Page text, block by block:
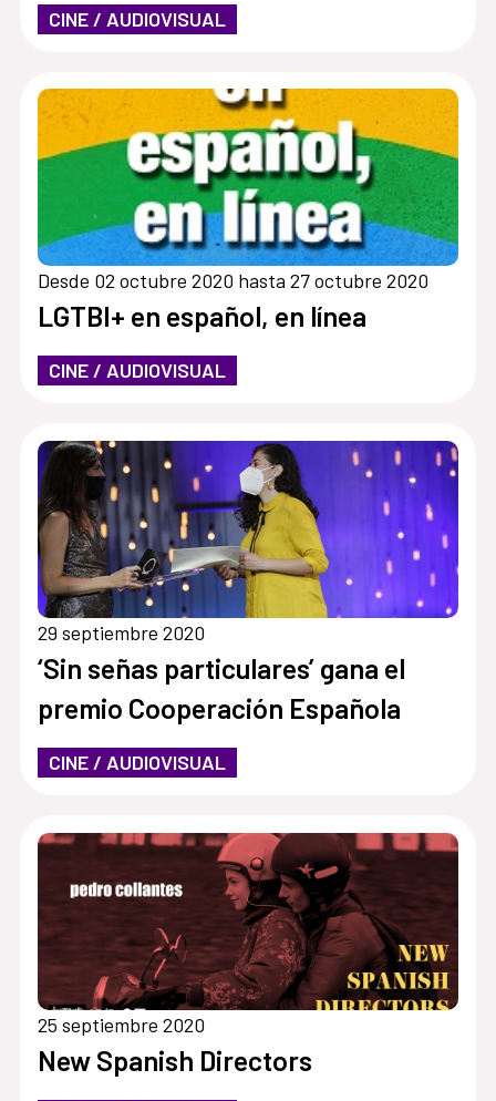
CINE / AUDIOVISUAL
Desde 02 octubre 2020 hasta 27 octubre 2020
LGTBI+ en español, en línea
CINE / AUDIOVISUAL
29 septiembre 2020
‘Sin señas particulares’ gana el
premio Cooperación Española
CINE / AUDIOVISUAL
25 septiembre 2020
New Spanish Directors